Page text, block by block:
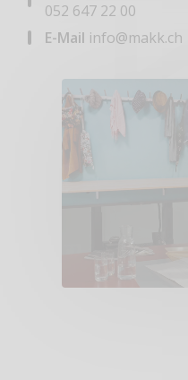
052 647 22 00
E-Mail info@makk.ch